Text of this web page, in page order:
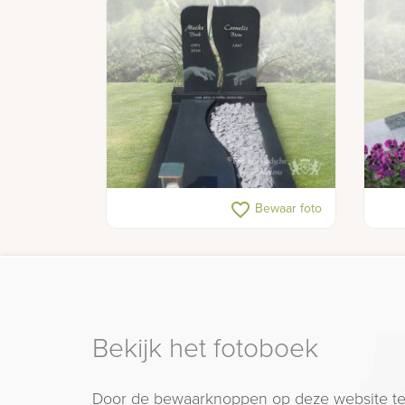
Antraciet grafmonument met
favorite_border Bewaar foto
Bekijk het fotoboek
Door de bewaarknoppen op deze website